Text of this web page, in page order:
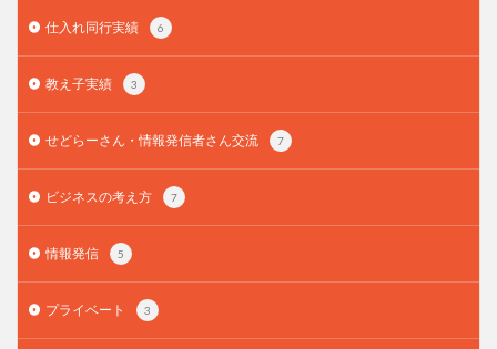
仕入れ同行実績 6
教え子実績 3
せどらーさん・情報発信者さん交流 7
ビジネスの考え方 7
情報発信 5
プライベート 3